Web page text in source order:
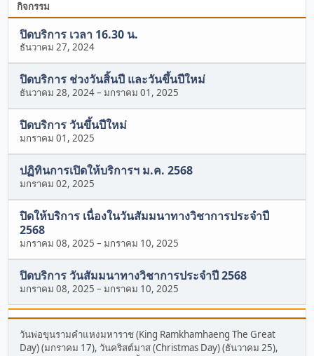
กิจกรรม
ปิดบริการ เวลา 16.30 น.
ธันวาคม 27, 2024
ปิดบริการ ช่วงวันสิ้นปี และวันขึ้นปีใหม่
ธันวาคม 28, 2024–มกราคม 01, 2025
ปิดบริการ วันขึ้นปีใหม่
มกราคม 01, 2025
ปฏิทินการเปิดให้บริการฯ ม.ค. 2568
มกราคม 02, 2025
ปิดให้บริการ เนื่องในวันสัมมนาทางวิชาการประจำปี
2568
มกราคม 08, 2025 –มกราคม 10, 2025
ปิดบริการ วันสัมมนาทางวิชาการประจำปี 2568
มกราคม 08, 2025 –มกราคม 10, 2025
วันพ่อขุนรามคำแหงมหาราช (King Ramkhamhaeng The Great
Day) (มกราคม 17), วันคริสต์มาส (Christmas Day) (ธันวาคม 25),